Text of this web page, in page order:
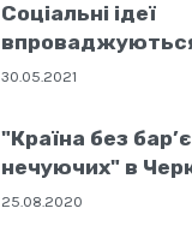
Соціальні ідеї
державному рівні
30.05.2021
"Країна без
нечуючих" в
25.08.2020